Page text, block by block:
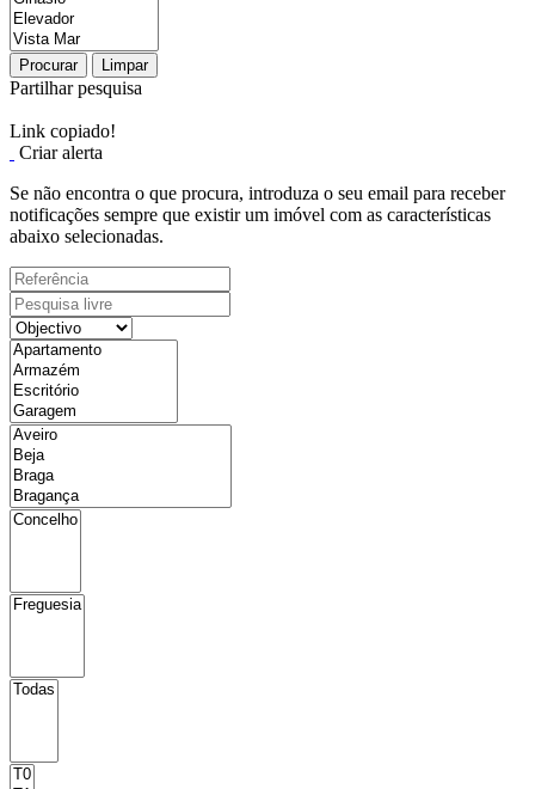
Procurar Limpar
Partilhar pesquisa
Link copiado!
Criar alerta
Se não encontra o que procura, introduza o seu email para receber
notificações sempre que existir um imóvel com as características
abaixo selecionadas.